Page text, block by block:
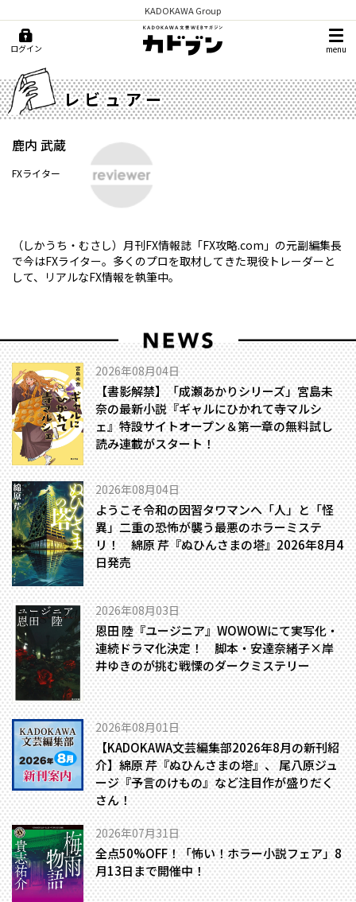
KADOKAWA Group
ログイン menu
レビュアー
鹿内 武蔵
FXライター
（しかうち・むさし）月刊FX情報誌「FX攻略.com」の元副編集長
で今はFXライター。多くのプロを取材してきた現役トレーダーと
して、リアルなFX情報を執筆中。
2026年08月04日
【書影解禁】「成瀬あかりシリーズ」宮島未
奈の最新小説『ギャルにひかれて寺マルシ
ェ』特設サイトオープン＆第一章の無料試し
読み連載がスタート！
2026年08月04日
ようこそ令和の因習タワマンへ――「人」と「怪
異」二重の恐怖が襲う最悪のホラーミステ
リ！ 綿原 芹『ぬひんさまの塔』2026年8月4
日発売
2026年08月03日
恩田 陸『ユージニア』WOWOWにて実写化・
連続ドラマ化決定！ 脚本・安達奈緒子×岸
井ゆきのが挑む戦慄のダークミステリー
2026年08月01日
【KADOKAWA文芸編集部2026年8月の新刊紹
介】綿原 芹『ぬひんさまの塔』、 尾八原ジュ
ージ『予言のけもの』など注目作が盛りだく
さん！
2026年07月31日
全点50%OFF！「怖い！ホラー小説フェア」8
月13日まで開催中！